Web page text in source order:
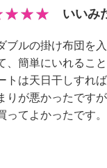
】
袋：約０．３２ｋ
仕様詳細】
ドボックス＞
部：ダブルファスナ
クル（内側）：２対
いいみ
ブルの掛け布団を
、簡単にいれるこ
トは天日干しすれ
りが悪かったです
ってよかったです。